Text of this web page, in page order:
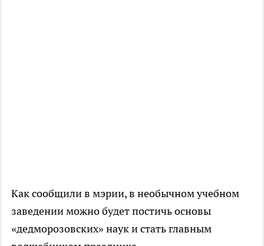
Как сообщили в мэрии, в необычном учебном
заведении можно будет постичь основы
«дедморозовских» наук и стать главным